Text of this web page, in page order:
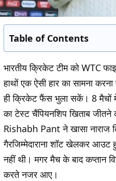
Table of Contents
भारतीय क्रिकेट टीम को WTC
हाथों एक ऐसी हार का सामना
ही क्रिकेट फैंस भुला सकें। 8 मैचों
का टेस्ट चैंपियनशिप खिताब
Rishabh Pant ने खासा नाराज
गैरजिम्मेदाराना शॉट खेलकर
नहीं थी। मगर मैच के बाद कप्तान
करते नजर आए।